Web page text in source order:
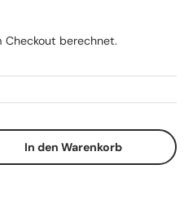
Checkout berechnet.
In den Warenkorb